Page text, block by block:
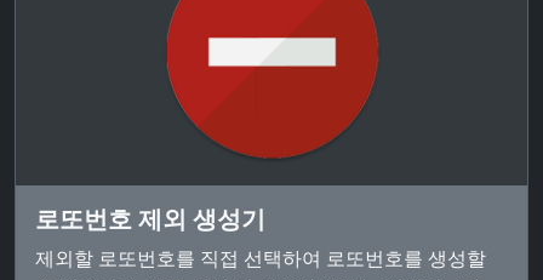
로또번호 제외 생성기
제외할 로또번호를 직접 선택하여 로또번호를 생성할